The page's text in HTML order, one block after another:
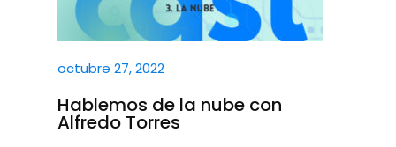
octubre 27, 2022
Hablemos de la nube con
Alfredo Torres